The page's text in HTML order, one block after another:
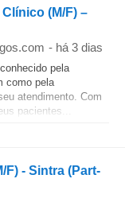
(M/F) –
- há 3 dias
pela
como pela
atendimento. Com
pacientes...
F) - Sintra (Part-